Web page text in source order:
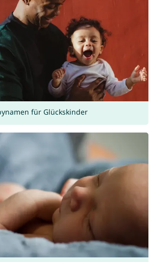
für Glückskinder